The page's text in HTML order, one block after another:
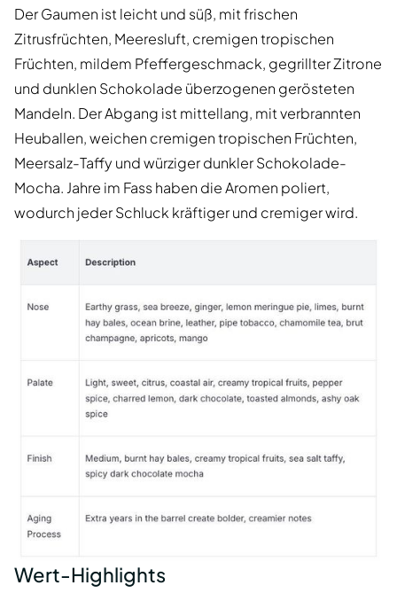
Der Gaumen ist leicht und süß, mit frischen
Zitrusfrüchten, Meeresluft, cremigen tropischen
Früchten, mildem Pfeffergeschmack, gegrillter Zitrone
und dunklen Schokolade überzogenen gerösteten
Mandeln. Der Abgang ist mittellang, mit verbrannten
Heuballen, weichen cremigen tropischen Früchten,
Meersalz-Taffy und würziger dunkler Schokolade-
Mocha. Jahre im Fass haben die Aromen poliert,
wodurch jeder Schluck kräftiger und cremiger wird.
Wert-Highlights